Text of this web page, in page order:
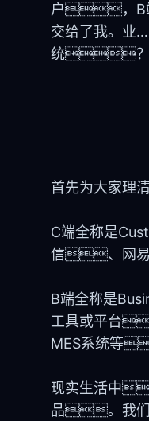
户，B
交给了我。业
统？”
首先为大家
C端全称是
信、网
B端全称是
工具或平台
MES系统等
现实生活中
品。我们